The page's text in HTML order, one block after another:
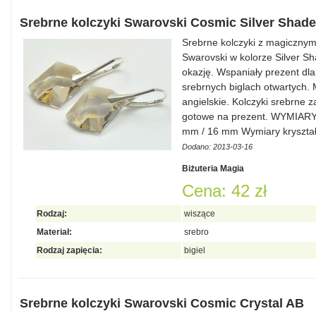
Srebrne kolczyki Swarovski Cosmic Silver Shade
Srebrne kolczyki z
Swarovski w kolorze Silver
okazję. Wspaniały prezent
srebrnych biglach otwartych.
angielskie. Kolczyki srebrne
gotowe na prezent.
mm / 16 mm Wymiary
Dodano: 2013-03-16
Biżuteria Magia
Cena: 42 zł
Rodzaj:
wiszące
Materiał:
srebro
Rodzaj zapięcia:
bigiel
Srebrne kolczyki Swarovski Cosmic Crystal AB